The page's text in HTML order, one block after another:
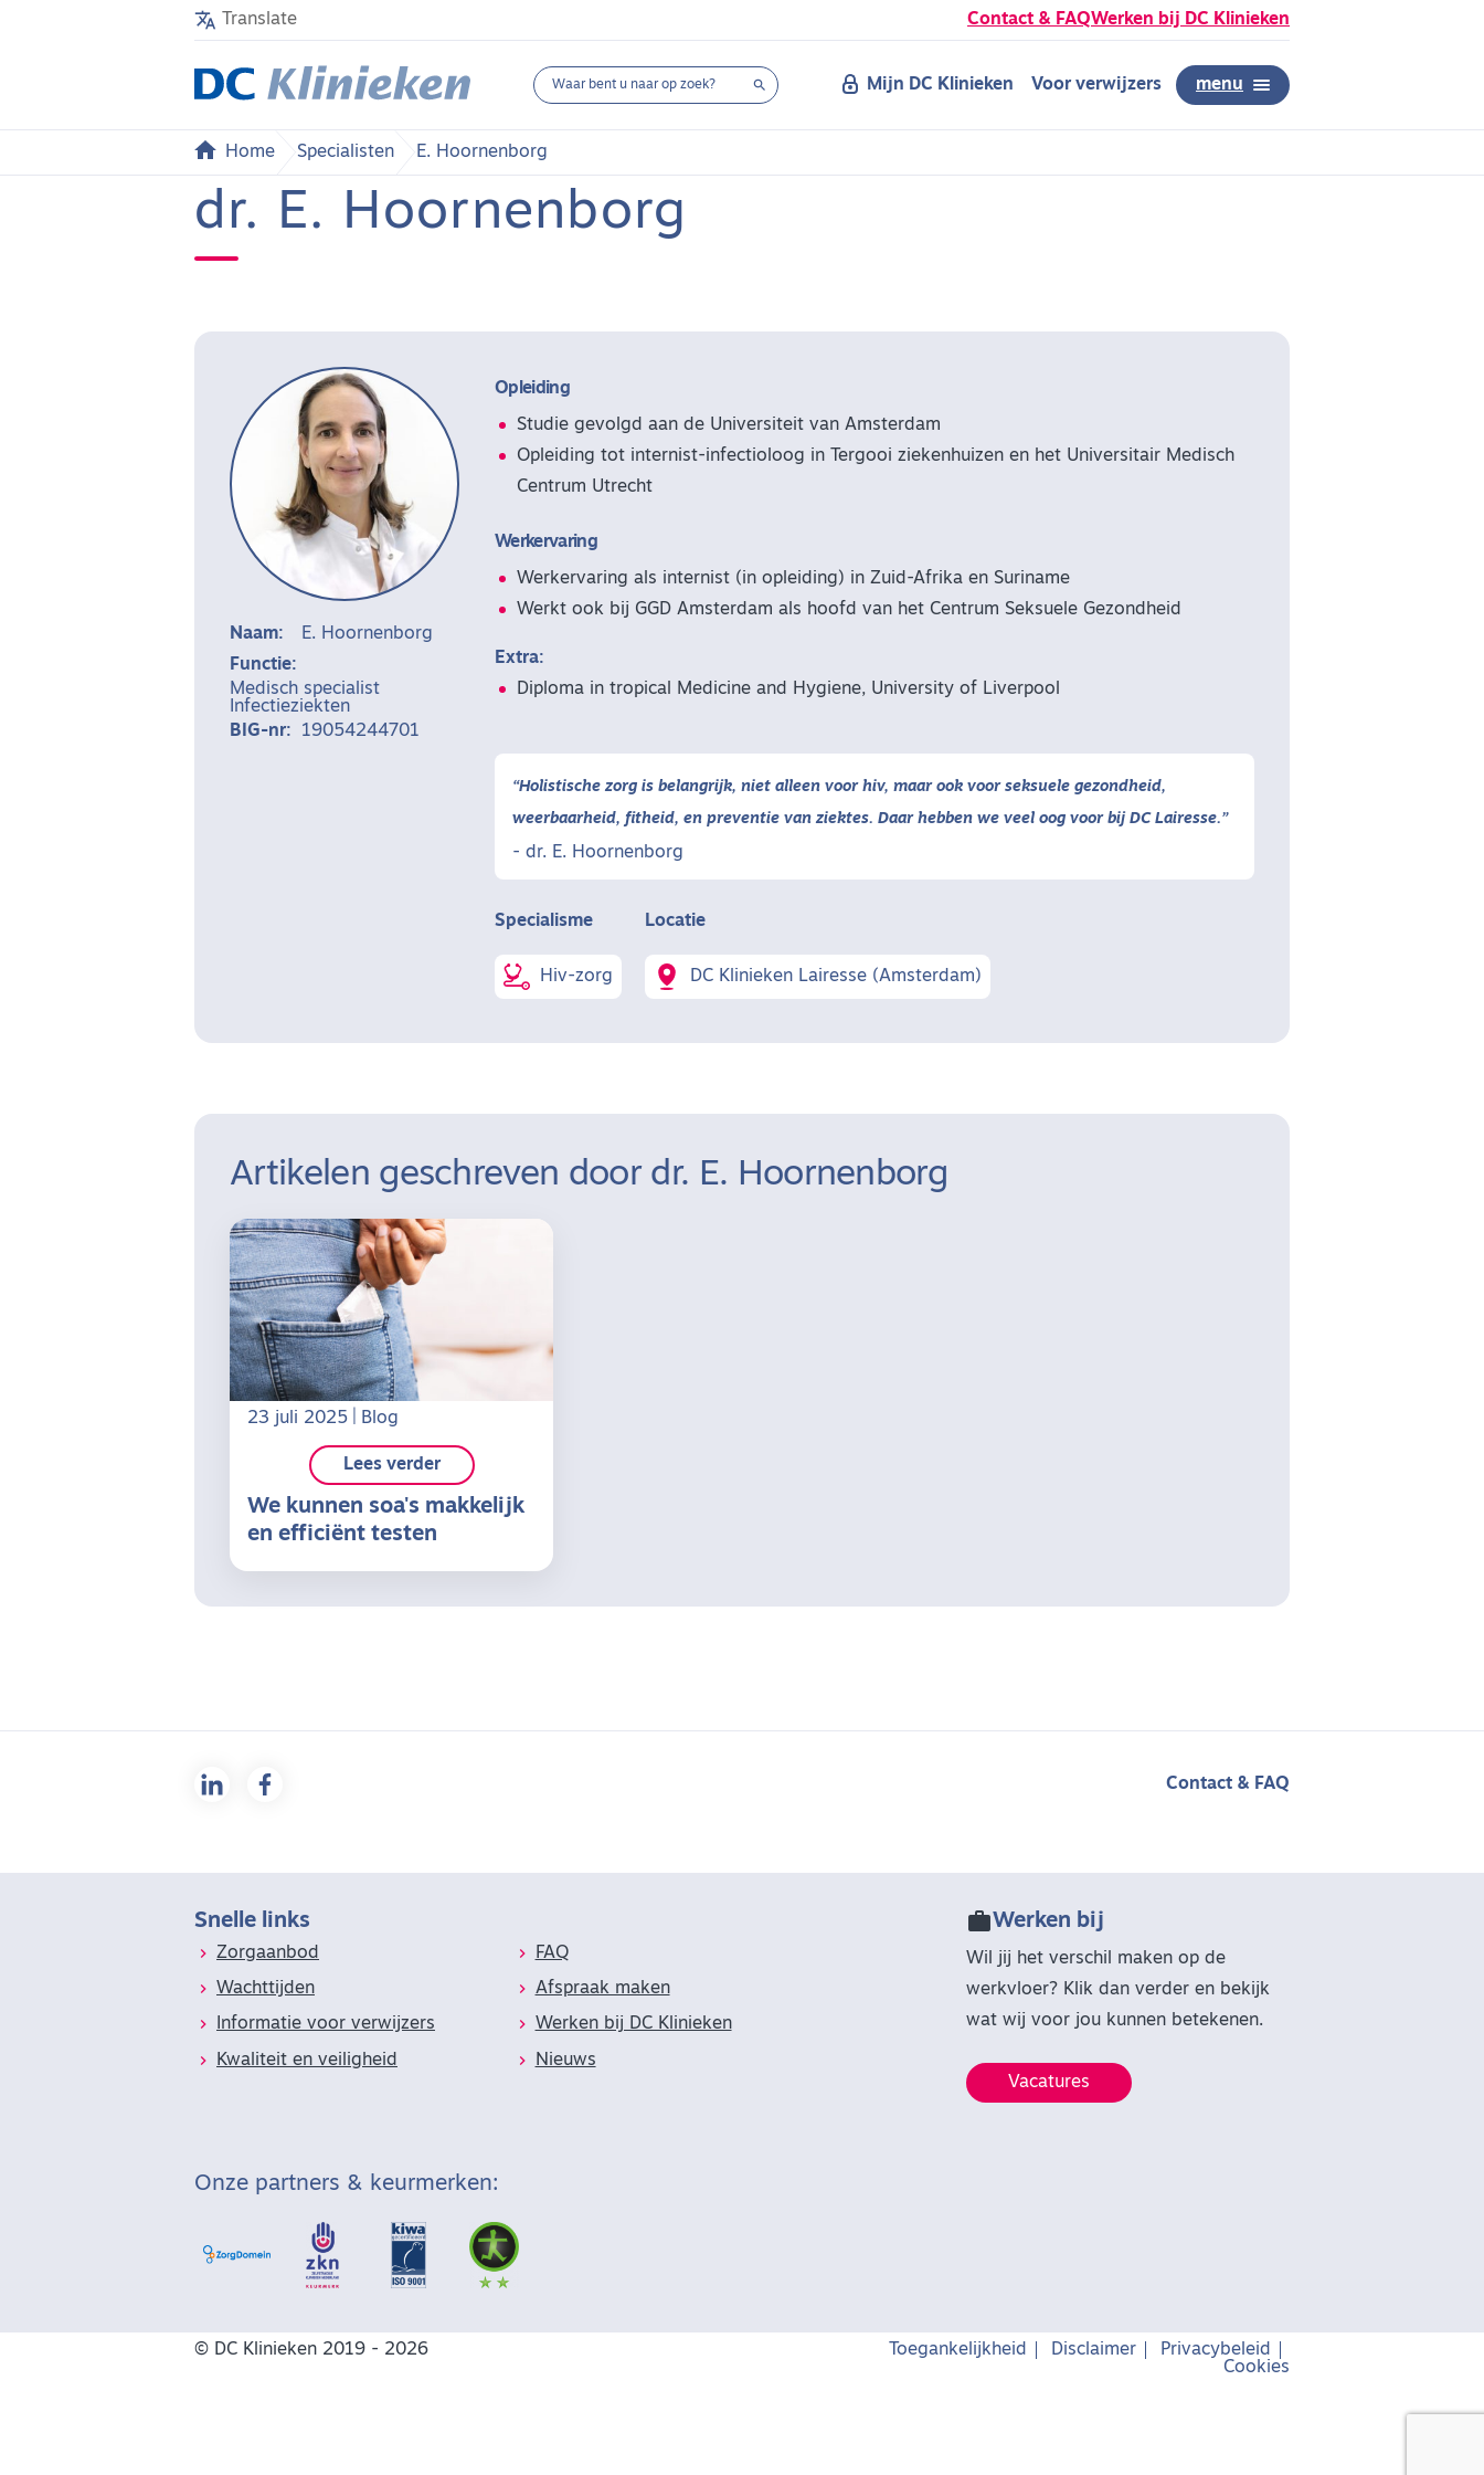
Translate Contact & FAQWerken bij DC Klinieken
 Mijn DC Klinieken Voor verwijzers menu
Home Specialisten E. Hoornenborg
dr. E. Hoornenborg
Naam:
E. Hoornenborg
Functie:
Medisch specialist
Infectieziekten
BIG-nr:
19054244701
Opleiding
Studie gevolgd aan de Universiteit van Amsterdam
Opleiding tot internist-infectioloog in Tergooi ziekenhuizen en het Universitair Medisch
Centrum Utrecht
Werkervaring
Werkervaring als internist (in opleiding) in Zuid-Afrika en Suriname
Werkt ook bij GGD Amsterdam als hoofd van het Centrum Seksuele Gezondheid
Extra:
Diploma in tropical Medicine and Hygiene, University of Liverpool
“Holistische zorg is belangrijk, niet alleen voor hiv, maar ook voor seksuele gezondheid,
weerbaarheid, fitheid, en preventie van ziektes. Daar hebben we veel oog voor bij DC Lairesse.”
dr. E. Hoornenborg
Specialisme
Hiv-zorg
Locatie
DC Klinieken Lairesse (Amsterdam)
Artikelen geschreven door dr. E. Hoornenborg
23 juli 2025 Blog
We kunnen soa's makkelijk
en efficiënt testen
lees verder
Contact & FAQ
Snelle links
Zorgaanbod FAQ
Wachttijden Afspraak maken
Informatie voor verwijzers Werken bij DC Klinieken
Kwaliteit en veiligheid Nieuws
Werken bij
Wil jij het verschil maken op de
werkvloer? Klik dan verder en bekijk
wat wij voor jou kunnen betekenen.
Vacatures
Onze partners & keurmerken:
© DC Klinieken 2019 - 2026 Toegankelijkheid Disclaimer
Privacybeleid
Cookies